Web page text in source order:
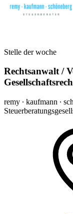
Stelle der woche
Rechtsanwalt /
remy ∙ kaufmann ∙